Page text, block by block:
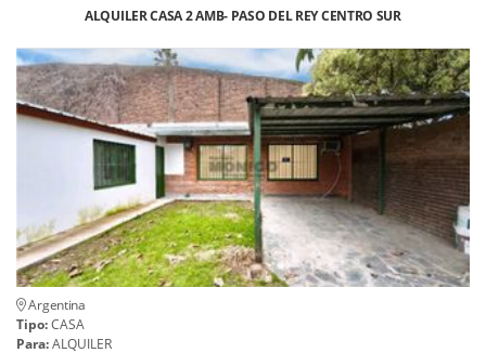
ALQUILER CASA 2 AMB- PASO DEL REY CENTRO SUR
Argentina
Tipo:CASA
Para:ALQUILER